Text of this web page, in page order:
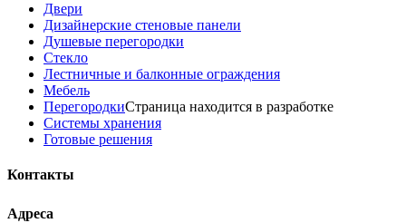
Двери
Дизайнерские стеновые панели
Душевые перегородки
Стекло
Лестничные и балконные ограждения
Мебель
ПерегородкиСтраница находится в разработке
Системы хранения
Готовые решения
Контакты
Адреса